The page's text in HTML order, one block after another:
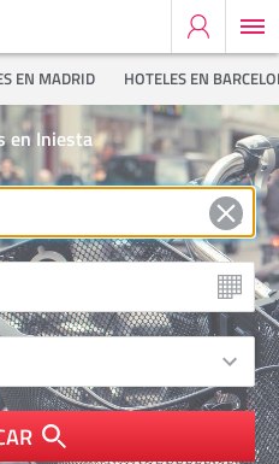
EN MADRID HOTELES EN
en Iniesta